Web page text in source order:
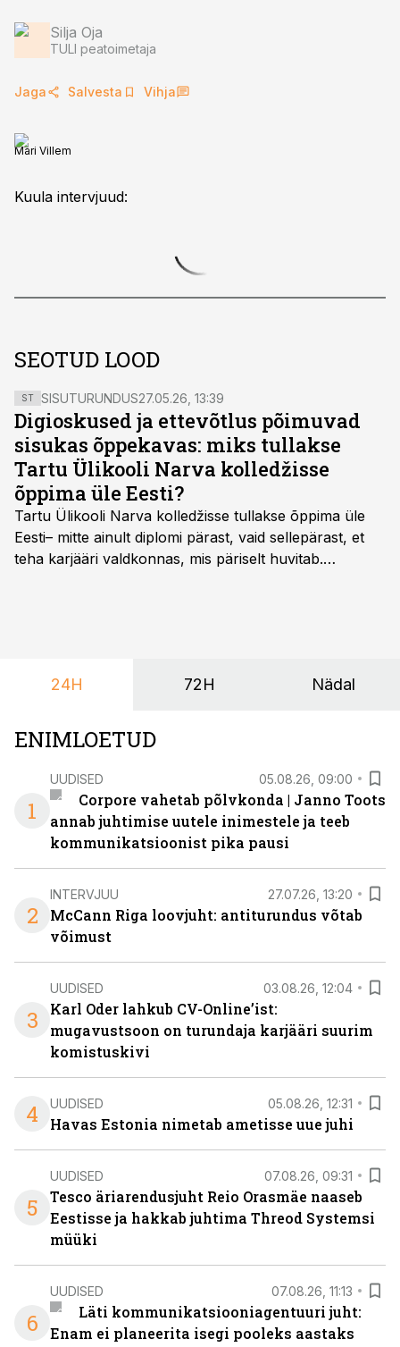
Silja Oja
TULI peatoimetaja
Jaga Salvesta Vihja
Mari Villem
Kuula intervjuud:
SEOTUD LOOD
ST SISUTURUNDUS27.05.26, 13:39
Digioskused ja ettevõtlus põimuvad
sisukas õppekavas: miks tullakse
Tartu Ülikooli Narva kolledžisse
õppima üle Eesti?
Tartu Ülikooli Narva kolledžisse tullakse õppima üle
Eesti– mitte ainult diplomi pärast, vaid sellepärast, et
teha karjääri valdkonnas, mis päriselt huvitab.
24H 72H Nädal
ENIMLOETUD
1
UUDISED 05.08.26, 09:00
Corpore vahetab põlvkonda | Janno Toots
annab juhtimise uutele inimestele ja teeb
kommunikatsioonist pika pausi
2
INTERVJUU 27.07.26, 13:20
McCann Riga loovjuht: antiturundus võtab
võimust
3
UUDISED 03.08.26, 12:04
Karl Oder lahkub CV-Online’ist:
mugavustsoon on turundaja karjääri suurim
komistuskivi
4 UUDISED 05.08.26, 12:31
Havas Estonia nimetab ametisse uue juhi
5
UUDISED 07.08.26, 09:31
Tesco äriarendusjuht Reio Orasmäe naaseb
Eestisse ja hakkab juhtima Threod Systemsi
müüki
6
UUDISED 07.08.26, 11:13
Läti kommunikatsiooniagentuuri juht:
Enam ei planeerita isegi pooleks aastaks